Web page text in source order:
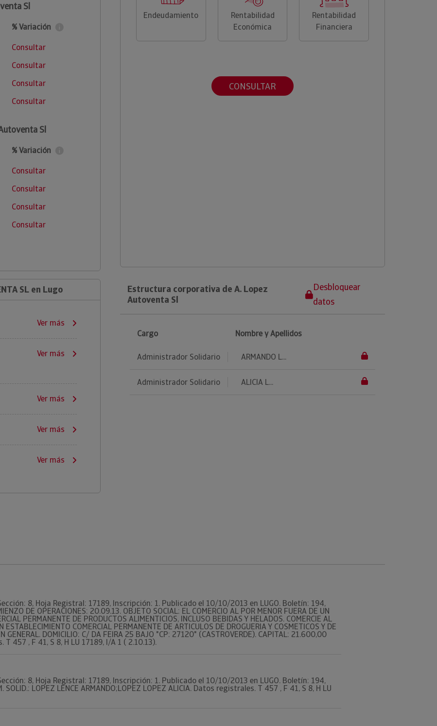
Sl
% Variación
Consultar
Consultar
Consultar
Consultar
Sl
% Variación
Consultar
Consultar
Consultar
Consultar
SL en Lugo
Ver más
Ver más
Ver más
Ver más
Ver más
Endeudamiento
Rentabilidad
Económica
Rentabilidad
Financiera
CONSULTAR
Estructura corporativa de A. Lopez
Autoventa Sl
Desbloquear
datos
Cargo Nombre y Apellidos
Administrador Solidario ARMANDO L...
Administrador Solidario ALICIA L...
8, Hoja Registral: 17189, Inscripción: 1. Publicado el 10/10/2013 en LUGO. Boletín: 194,
DE OPERACIONES: 20.09.13. OBJETO SOCIAL: EL COMERCIO AL POR MENOR FUERA DE UN
PERMANENTE DE PRODUCTOS ALIMENTICIOS, INCLUSO BEBIDAS Y HELADOS. COMERCIE AL
ESTABLECIMIENTO COMERCIAL PERMANENTE DE ARTICULOS DE DROGUERIA Y COSMETICOS Y DE
GENERAL. DOMICILIO: C/ DA FEIRA 25 BAJO "CP: 27120" (CASTROVERDE). CAPITAL: 21.600,00
T 457 , F 41, S 8, H LU 17189, I/A 1 ( 2.10.13).
8, Hoja Registral: 17189, Inscripción: 1. Publicado el 10/10/2013 en LUGO. Boletín: 194,
SOLID.: LOPEZ LENCE ARMANDO;LOPEZ LOPEZ ALICIA. Datos registrales. T 457 , F 41, S 8, H LU